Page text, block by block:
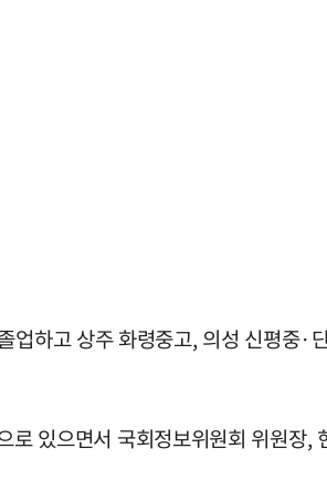
하고 상주 화령중고, 의성 신평중
있으면서 국회정보위원회 위원장,